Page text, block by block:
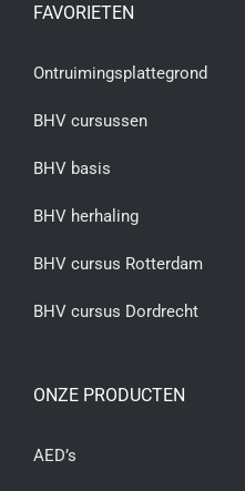
FAVORIETEN
Ontruimingsplattegrond
BHV cursussen
BHV basis
BHV herhaling
BHV cursus Rotterdam
BHV cursus Dordrecht
ONZE PRODUCTEN
AED’s